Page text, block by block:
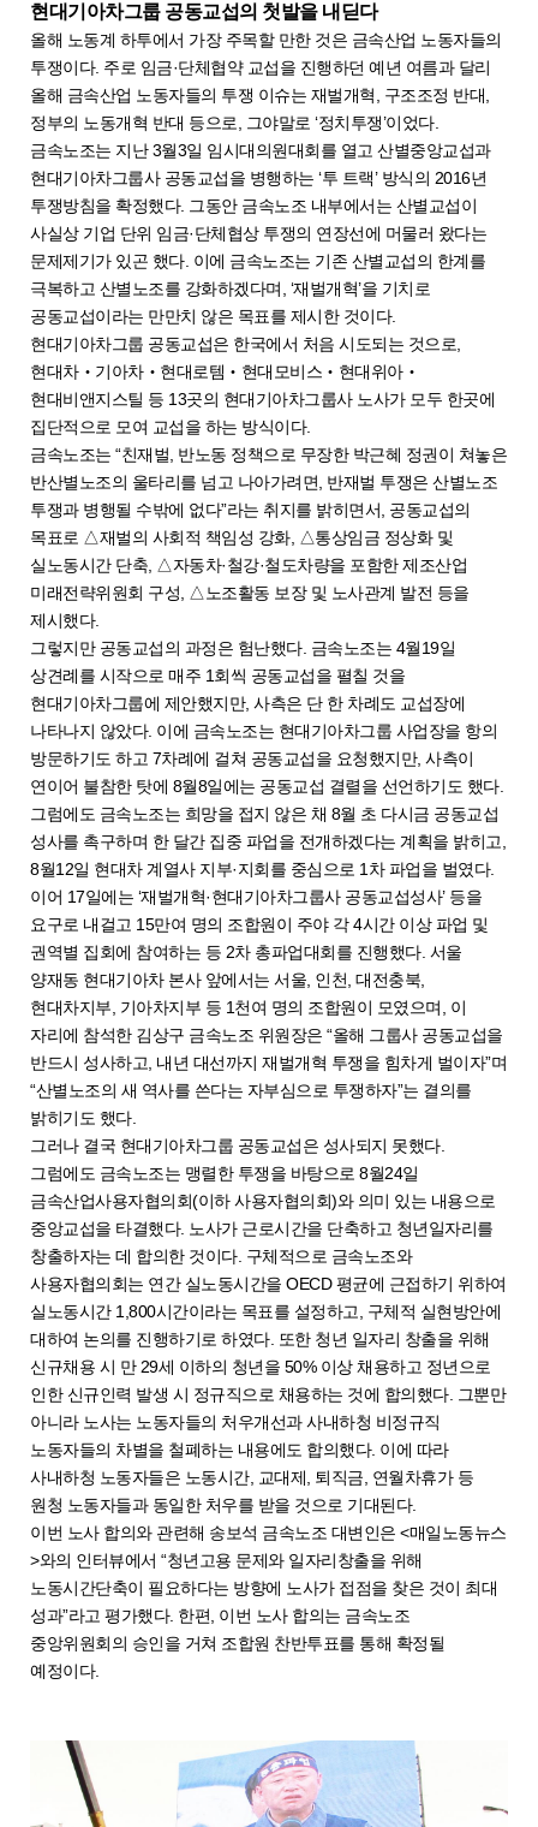
현대기아차그룹 공동교섭의 첫발을 내딛다
올해 노동계 하투에서 가장 주목할 만한 것은 금속산업 노동자들의
투쟁이다. 주로 임금·단체협약 교섭을 진행하던 예년 여름과 달리
올해 금속산업 노동자들의 투쟁 이슈는 재벌개혁, 구조조정 반대,
정부의 노동개혁 반대 등으로, 그야말로 ‘정치투쟁’이었다.
금속노조는 지난 3월3일 임시대의원대회를 열고 산별중앙교섭과
현대기아차그룹사 공동교섭을 병행하는 ‘투 트랙’ 방식의 2016년
투쟁방침을 확정했다. 그동안 금속노조 내부에서는 산별교섭이
사실상 기업 단위 임금·단체협상 투쟁의 연장선에 머물러 왔다는
문제제기가 있곤 했다. 이에 금속노조는 기존 산별교섭의 한계를
극복하고 산별노조를 강화하겠다며, ‘재벌개혁’을 기치로
공동교섭이라는 만만치 않은 목표를 제시한 것이다.
현대기아차그룹 공동교섭은 한국에서 처음 시도되는 것으로,
현대차‧기아차‧현대로템‧현대모비스‧현대위아‧
현대비앤지스틸 등 13곳의 현대기아차그룹사 노사가 모두 한곳에
집단적으로 모여 교섭을 하는 방식이다.
금속노조는 “친재벌, 반노동 정책으로 무장한 박근혜 정권이 쳐놓은
반산별노조의 울타리를 넘고 나아가려면, 반재벌 투쟁은 산별노조
투쟁과 병행될 수밖에 없다”라는 취지를 밝히면서, 공동교섭의
목표로 △재벌의 사회적 책임성 강화, △통상임금 정상화 및
실노동시간 단축, △자동차·철강·철도차량을 포함한 제조산업
미래전략위원회 구성, △노조활동 보장 및 노사관계 발전 등을
제시했다.
그렇지만 공동교섭의 과정은 험난했다. 금속노조는 4월19일
상견례를 시작으로 매주 1회씩 공동교섭을 펼칠 것을
현대기아차그룹에 제안했지만, 사측은 단 한 차례도 교섭장에
나타나지 않았다. 이에 금속노조는 현대기아차그룹 사업장을 항의
방문하기도 하고 7차례에 걸쳐 공동교섭을 요청했지만, 사측이
연이어 불참한 탓에 8월8일에는 공동교섭 결렬을 선언하기도 했다.
그럼에도 금속노조는 희망을 접지 않은 채 8월 초 다시금 공동교섭
성사를 촉구하며 한 달간 집중 파업을 전개하겠다는 계획을 밝히고,
8월12일 현대차 계열사 지부·지회를 중심으로 1차 파업을 벌였다.
이어 17일에는 ‘재벌개혁·현대기아차그룹사 공동교섭성사’ 등을
요구로 내걸고 15만여 명의 조합원이 주야 각 4시간 이상 파업 및
권역별 집회에 참여하는 등 2차 총파업대회를 진행했다. 서울
양재동 현대기아차 본사 앞에서는 서울, 인천, 대전충북,
현대차지부, 기아차지부 등 1천여 명의 조합원이 모였으며, 이
자리에 참석한 김상구 금속노조 위원장은 “올해 그룹사 공동교섭을
반드시 성사하고, 내년 대선까지 재벌개혁 투쟁을 힘차게 벌이자”며
“산별노조의 새 역사를 쓴다는 자부심으로 투쟁하자”는 결의를
밝히기도 했다.
그러나 결국 현대기아차그룹 공동교섭은 성사되지 못했다.
그럼에도 금속노조는 맹렬한 투쟁을 바탕으로 8월24일
금속산업사용자협의회(이하 사용자협의회)와 의미 있는 내용으로
중앙교섭을 타결했다. 노사가 근로시간을 단축하고 청년일자리를
창출하자는 데 합의한 것이다. 구체적으로 금속노조와
사용자협의회는 연간 실노동시간을 OECD 평균에 근접하기 위하여
실노동시간 1,800시간이라는 목표를 설정하고, 구체적 실현방안에
대하여 논의를 진행하기로 하였다. 또한 청년 일자리 창출을 위해
신규채용 시 만 29세 이하의 청년을 50% 이상 채용하고 정년으로
인한 신규인력 발생 시 정규직으로 채용하는 것에 합의했다. 그뿐만
아니라 노사는 노동자들의 처우개선과 사내하청 비정규직
노동자들의 차별을 철폐하는 내용에도 합의했다. 이에 따라
사내하청 노동자들은 노동시간, 교대제, 퇴직금, 연월차휴가 등
원청 노동자들과 동일한 처우를 받을 것으로 기대된다.
이번 노사 합의와 관련해 송보석 금속노조 대변인은 <매일노동뉴스
>와의 인터뷰에서 “청년고용 문제와 일자리창출을 위해
노동시간단축이 필요하다는 방향에 노사가 접점을 찾은 것이 최대
성과”라고 평가했다. 한편, 이번 노사 합의는 금속노조
중앙위원회의 승인을 거쳐 조합원 찬반투표를 통해 확정될
예정이다.